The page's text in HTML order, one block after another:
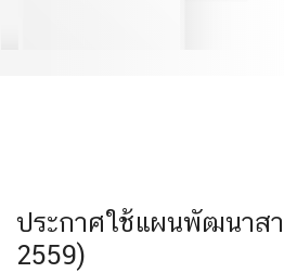
ประกาศใช้แผนพัฒนาส
2559)